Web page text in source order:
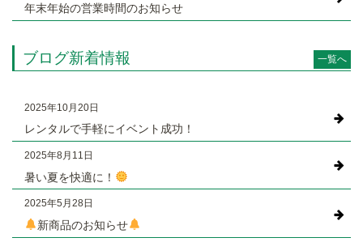
年末年始の営業時間のお知らせ
ブログ新着情報 一覧へ
2025年10月20日
レンタルで手軽にイベント成功！
2025年8月11日
暑い夏を快適に！
2025年5月28日
新商品のお知らせ